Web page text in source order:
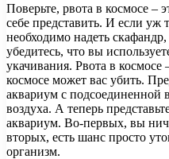
Поверьте, рвота в космосе –
себе представить. И если уж
необходимо надеть
убедитесь, что вы
укачивания. Рвота в космосе
космосе может вас убить.
аквариум с подсоединенной
воздуха. А теперь
аквариум. Во-первых, вы
вторых, есть шанс просто
организм.